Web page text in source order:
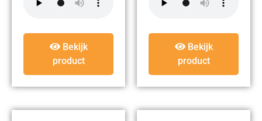
Bekijk
product
Bekijk
product